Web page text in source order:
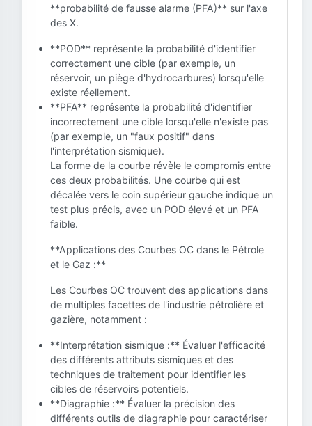
**probabilité de fausse alarme (PFA)** sur l'axe
des X.
**POD** représente la probabilité d'identifier
correctement une cible (par exemple, un
réservoir, un piège d'hydrocarbures) lorsqu'elle
existe réellement.
**PFA** représente la probabilité d'identifier
incorrectement une cible lorsqu'elle n'existe pas
(par exemple, un "faux positif" dans
l'interprétation sismique).
La forme de la courbe révèle le compromis entre
ces deux probabilités. Une courbe qui est
décalée vers le coin supérieur gauche indique un
test plus précis, avec un POD élevé et un PFA
faible.
**Applications des Courbes OC dans le Pétrole
et le Gaz :**
Les Courbes OC trouvent des applications dans
de multiples facettes de l'industrie pétrolière et
gazière, notamment :
**Interprétation sismique :** Évaluer l'efficacité
des différents attributs sismiques et des
techniques de traitement pour identifier les
cibles de réservoirs potentiels.
**Diagraphie :** Évaluer la précision des
différents outils de diagraphie pour caractériser